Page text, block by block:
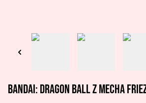
Bandai: Dragon Ball Z Mecha